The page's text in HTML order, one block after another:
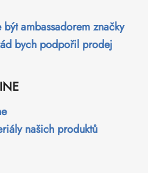
ambassadorem značky
bych podpořil prodej
našich produktů